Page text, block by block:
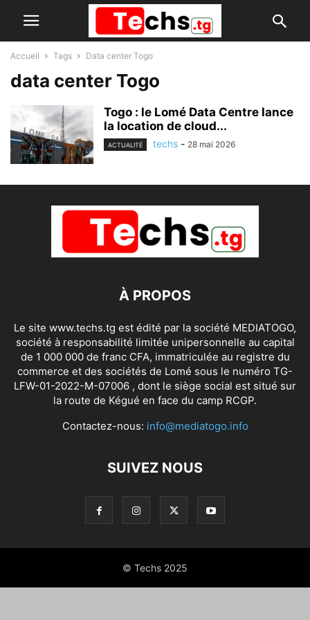
Accueil Tags Data center Togo
data center Togo
Togo : le Lomé Data Centre lance
la location de cloud...
ACTUALITÉ techs - 28 mai 2026
À PROPOS
Le site www.techs.tg est édité par la société MEDIATOGO,
société à responsabilité limitée unipersonnelle au capital
de 1 000 000 de franc CFA, immatriculée au registre du
commerce et des sociétés de Lomé sous le numéro TG-
LFW-01-2022-M-07006 , dont le siège social est situé sur
la route de Kégué en face du camp RCGP.
Contactez-nous: info@mediatogo.info
SUIVEZ NOUS
© Techs 2025